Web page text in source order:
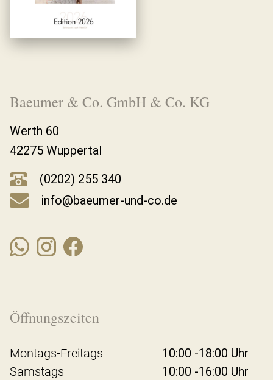
Baeumer & Co. GmbH & Co. KG
Werth 60
42275 Wuppertal
(0202) 255 340
info@baeumer-und-co.de
Öffnungszeiten
Montags-Freitags
10:00 -18:00 Uhr
Samstags
10:00 -16:00 Uhr